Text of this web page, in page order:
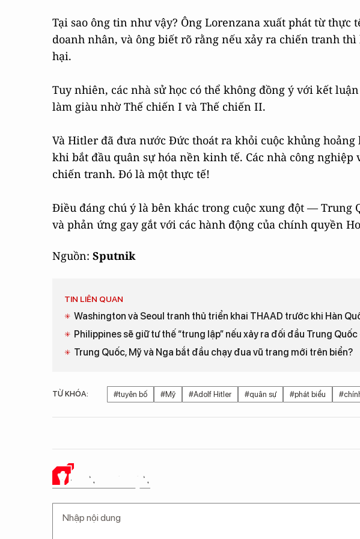
Tại sao ông tin như vậy? Ông Lorenzana xuất phát từ thực
doanh nhân, và ông biết rõ rằng nếu xảy ra chiến tranh
hại.
Tuy nhiên, các nhà sử học có thể không đồng ý với kết
làm giàu nhờ Thế chiến I và Thế chiến II.
Và Hitler đã đưa nước Đức thoát ra khỏi cuộc khủng
khi bắt đầu quân sự hóa nền kinh tế. Các nhà công
chiến tranh. Đó là một thực tế!
Điều đáng chú ý là bên khác trong cuộc xung đột —
và phản ứng gay gắt với các hành động của chính quyền
Nguồn: Sputnik
TIN LIÊN QUAN
Washington và Seoul tranh thủ triển khai THAAD trước khi Hàn
Philippines sẽ giữ tư thế “trung lập” nếu xảy ra đối đầu Trung
Trung Quốc, Mỹ và Nga bắt đầu chạy đua vũ trang mới trên biển?
TỪ KHÓA: #tuyên bố #Mỹ #Adolf Hitler #quân sự #phát biểu
Ý KIẾN CỦA BẠN